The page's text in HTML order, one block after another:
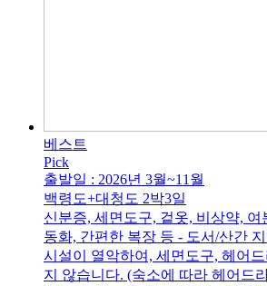
베스트
Pick
출발일 : 2026년 3월~11월
백령도+대청도 2박3일
신분증, 세면도구, 겉옷, 비상약, 여
동화, 간편한 복장 등 - 도서/산간
시설이 열악하여, 세면도구, 헤어
지 않습니다. (숙소에 따라 헤어드